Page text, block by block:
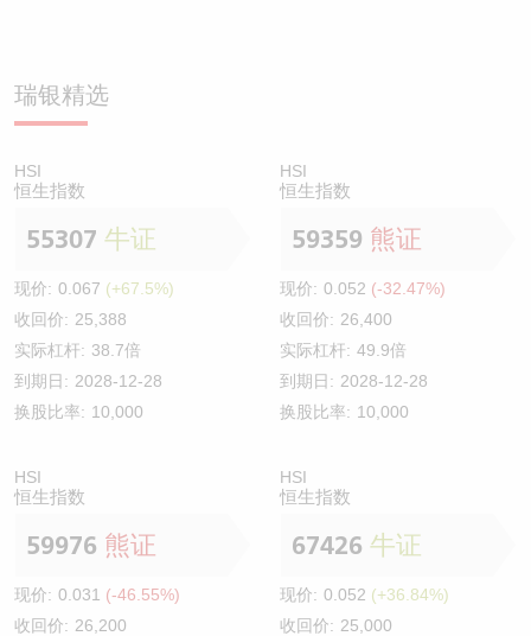
瑞银精选
HSI
恒生指数
55307 牛证
现价: 0.067 (+67.5%)
收回价: 25,388
实际杠杆: 38.7倍
到期日: 2028-12-28
换股比率: 10,000
HSI
恒生指数
59359 熊证
现价: 0.052 (-32.47%)
收回价: 26,400
实际杠杆: 49.9倍
到期日: 2028-12-28
换股比率: 10,000
HSI
恒生指数
59976 熊证
现价: 0.031 (-46.55%)
收回价: 26,200
HSI
恒生指数
67426 牛证
现价: 0.052 (+36.84%)
收回价: 25,000